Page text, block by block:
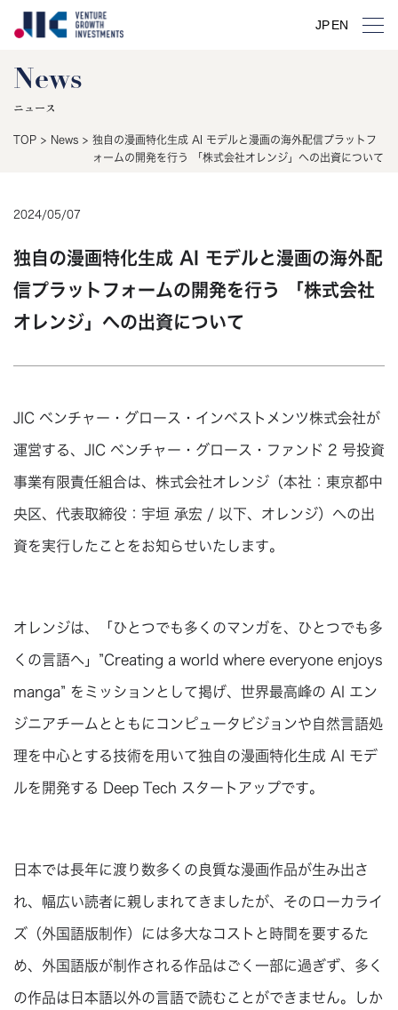
JPEN
News
ニュース
TOP > News > 独自の漫画特化生成 AI モデルと漫画の海外配信プラットフ
ォームの開発を行う 「株式会社オレンジ」への出資について
2024/05/07
独自の漫画特化生成 AI モデルと漫画の海外配
信プラットフォームの開発を行う 「株式会社
オレンジ」への出資について
JIC ベンチャー・グロース・インベストメンツ株式会社が
運営する、JIC ベンチャー・グロース・ファンド 2 号投資
事業有限責任組合は、株式会社オレンジ（本社：東京都中
央区、代表取締役：宇垣 承宏 / 以下、オレンジ）への出
資を実行したことをお知らせいたします。
オレンジは、「ひとつでも多くのマンガを、ひとつでも多
くの言語へ」”Creating a world where everyone enjoys
manga” をミッションとして掲げ、世界最高峰の AI エン
ジニアチームとともにコンピュータビジョンや自然言語処
理を中心とする技術を用いて独自の漫画特化生成 AI モデ
ルを開発する Deep Tech スタートアップです。
日本では長年に渡り数多くの良質な漫画作品が生み出さ
れ、幅広い読者に親しまれてきましたが、そのローカライ
ズ（外国語版制作）には多大なコストと時間を要するた
め、外国語版が制作される作品はごく一部に過ぎず、多く
の作品は日本語以外の言語で読むことができません。しか